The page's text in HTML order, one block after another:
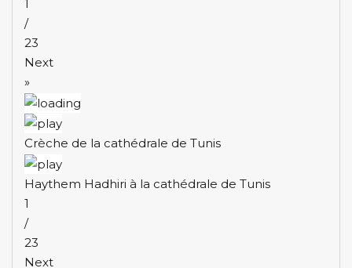
1
/
23
Next
»
Crèche de la cathédrale de Tunis
Haythem Hadhiri à la cathédrale de Tunis
1
/
23
Next